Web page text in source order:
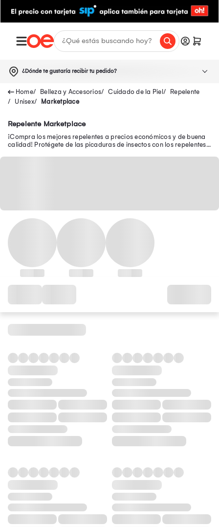
¿Dónde te gustaría recibir tu pedido?
Belleza y Accesorios Cuidado de la Piel
Repelente
Unisex
Marketplace
Repelente Marketplace
¡Compra los mejores repelentes a precios económicos y de buena
calidad! Protégete de las picaduras de insectos con los repelentes